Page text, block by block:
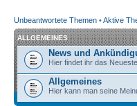
Unbeantwortete Themen •Aktive
ALLGEMEINES
News und
Hier findet ihr das
Allgemeines
Hier kann man seine